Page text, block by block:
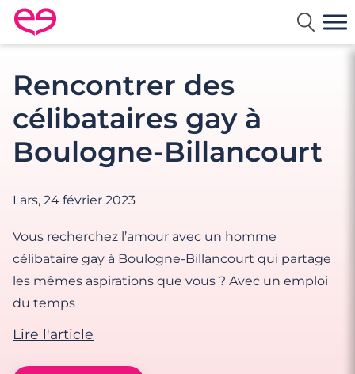
Rencontre en France avec Meetic
Rencontrer des
célibataires gay à
Boulogne-Billancourt
Lars, 24 février 2023
Vous recherchez l’amour avec un homme
célibataire gay à Boulogne-Billancourt qui partage
les mêmes aspirations que vous ? Avec un emploi
du temps
Lire l'article